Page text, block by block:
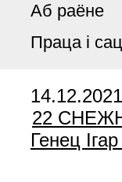
Аб раёне
Праца і
14.12.2021
22
Генец